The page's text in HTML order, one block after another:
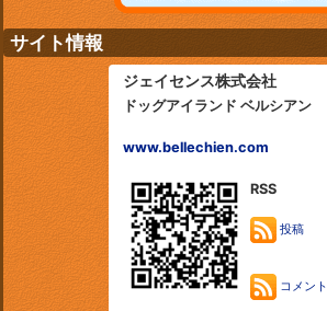
サイト情報
ジェイセンス株式会社
ドッグアイランド ベルシアン
www.bellechien.com
RSS
投稿
コメント